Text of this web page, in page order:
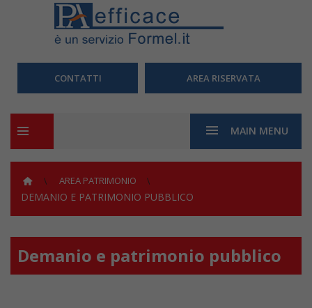
CONTATTI AREA RISERVATA
MAIN MENU
AREA PATRIMONIO
DEMANIO E PATRIMONIO PUBBLICO
Demanio e patrimonio pubblico